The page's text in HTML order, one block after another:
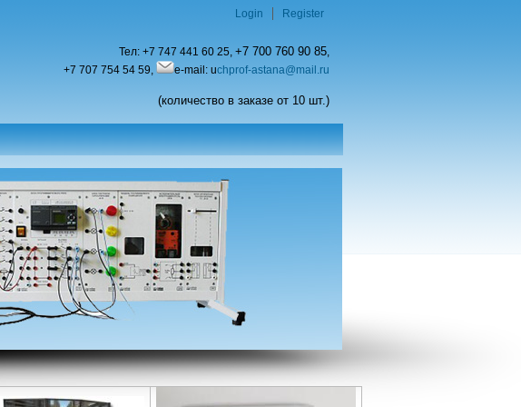
Тел: +7 747 441 60 25, +7 700 760 90 85,
+7 707 754 54 59,
e-mail: uchprof-astana@mail.ru
(количество в заказе от 10 шт.)
Login Register